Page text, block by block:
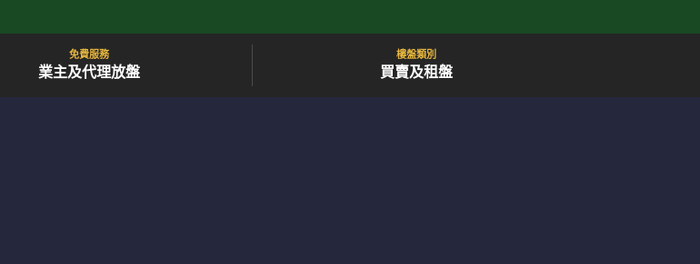
免費服務
業主及代理放盤
樓盤類別
買賣及租盤